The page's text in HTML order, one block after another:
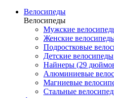
Велосипеды
Велосипеды
Мужские
Женские
Подростковые
Детские велосипеды
Найнеры (29
Алюминиевые
Магниевые
Стальные